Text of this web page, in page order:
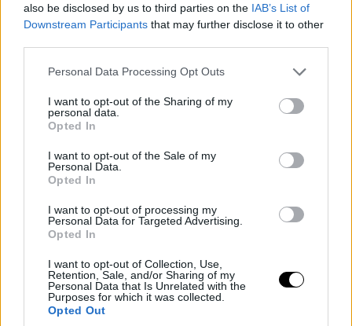
also be disclosed by us to third parties on the IAB’s List of
Downstream Participants that may further disclose it to other
Please note that this website/app uses one or more Google
not limited to your visit or usage behaviour. You may click to
grant or deny consent to Google and its third-party tags to
use your data for below specified purposes in below Google
consent section.
Personal Data Processing Opt Outs
I want to opt-out of the Sharing of my
personal data.
Opted In
I want to opt-out of the Sale of my
Personal Data.
Opted In
I want to opt-out of processing my
Personal Data for Targeted Advertising.
Opted In
I want to opt-out of Collection, Use,
Retention, Sale, and/or Sharing of my
Personal Data that Is Unrelated with the
Purposes for which it was collected.
Opted Out